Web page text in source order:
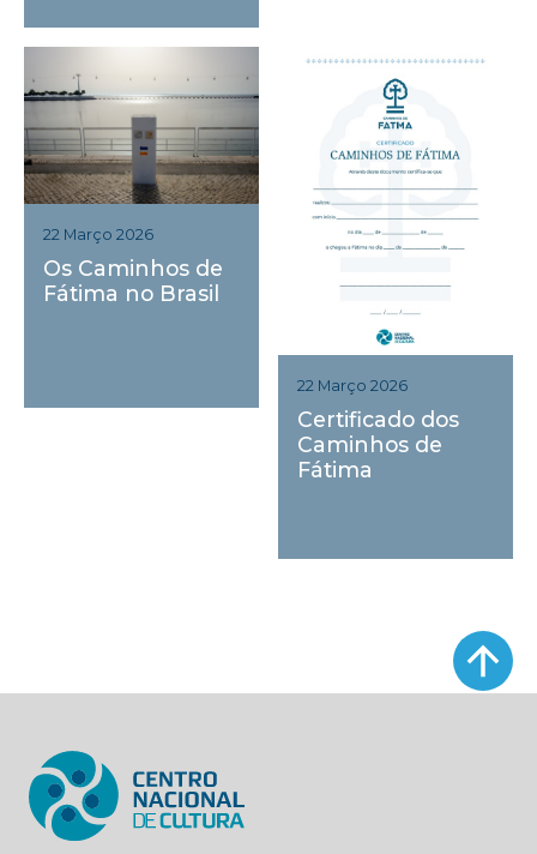
22 Março 2026
Os Caminhos de
Fátima no Brasil
22 Março 2026
Certificado dos
Caminhos de
Fátima